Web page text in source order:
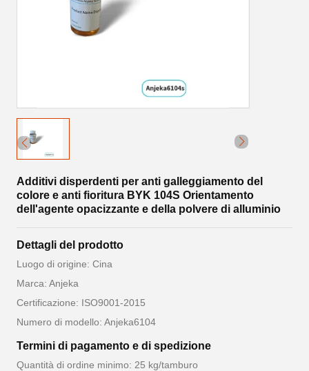
Additivi disperdenti per anti galleggiamento del
colore e anti fioritura BYK 104S Orientamento
dell'agente opacizzante e della polvere di alluminio
Dettagli del prodotto
Luogo di origine: Cina
Marca: Anjeka
Certificazione: ISO9001-2015
Numero di modello: Anjeka6104
Termini di pagamento e di spedizione
Quantità di ordine minimo: 25 kg/tamburo